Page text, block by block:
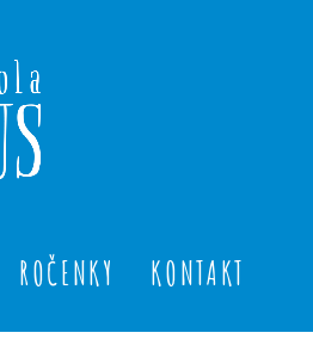
ROČENKY KONTAKT